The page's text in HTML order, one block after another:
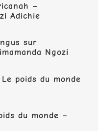
–
Adichie
sur
Ngozi
Le poids du monde
du monde –